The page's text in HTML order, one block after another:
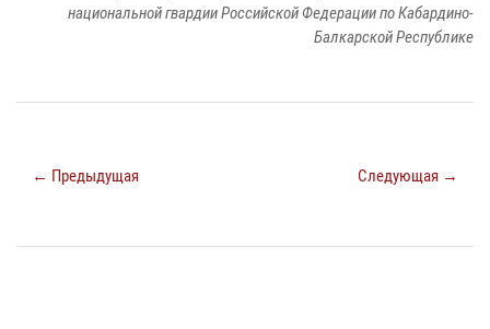
национальной гвардии Российской Федерации по Кабардино-
Балкарской Республике
← Предыдущая Следующая →